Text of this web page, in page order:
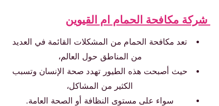
مكافحة الحمام ام القيوين
تعد مكافحة الحمام من المشكلات القائمة في العديد
من المناطق حول العالم،
حيث أصبحت هذه الطيور تهدد صحة الإنسان وتسبب
الكثير من المشاكل،
سواء على مستوى النظافة أو الصحة العامة.